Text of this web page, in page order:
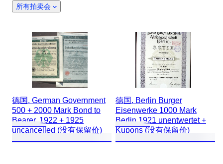
所有拍卖会
德国. German Government
500 + 2000 Mark Bond to
Bearer, 1922 + 1925
uncancelled (没有保留价)
德国. Berlin Burger
Eisenwerke 1000 Mark
Berlin 1921 unentwertet +
Kupons (没有保留价)